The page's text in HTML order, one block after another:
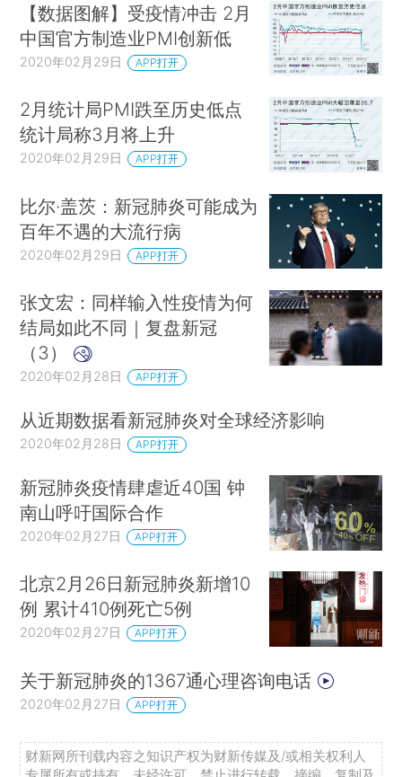
【数据图解】受疫情冲击 2月
中国官方制造业PMI创新低
2020年02月29日 APP打开
2月统计局PMI跌至历史低点
统计局称3月将上升
2020年02月29日 APP打开
比尔·盖茨：新冠肺炎可能成为
百年不遇的大流行病
2020年02月29日 APP打开
张文宏：同样输入性疫情为何
结局如此不同｜复盘新冠
（3）
2020年02月28日 APP打开
从近期数据看新冠肺炎对全球经济影响
2020年02月28日 APP打开
新冠肺炎疫情肆虐近40国 钟
南山呼吁国际合作
2020年02月27日 APP打开
北京2月26日新冠肺炎新增10
例 累计410例死亡5例
2020年02月27日 APP打开
关于新冠肺炎的1367通心理咨询电话
2020年02月27日 APP打开
财新网所刊载内容之知识产权为财新传媒及/或相关权利人